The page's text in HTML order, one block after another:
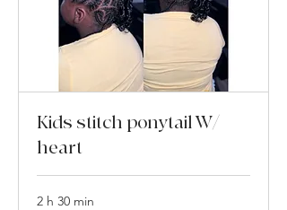
Kids stitch ponytail W/
heart
2 h 30 min